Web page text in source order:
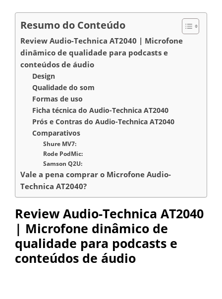
Resumo do Conteúdo
Review Audio-Technica AT2040 | Microfone
dinâmico de qualidade para podcasts e
conteúdos de áudio
Design
Qualidade do som
Formas de uso
Ficha técnica do Audio-Technica AT2040
Prós e Contras do Audio-Technica AT2040
Comparativos
Shure MV7:
Rode PodMic:
Samson Q2U:
Vale a pena comprar o Microfone Audio-
Technica AT2040?
Review Audio-Technica AT2040
| Microfone dinâmico de
qualidade para podcasts e
conteúdos de áudio